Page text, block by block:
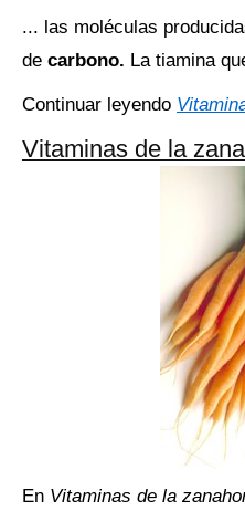
... las moléculas
de carbono. La tiamina
Continuar leyendo
Vitaminas de la
En Vitaminas de la